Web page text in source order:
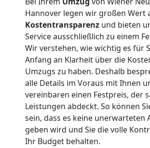
Hannover legen wir großen Wert
Kostentransparenz und bieten
Service ausschließlich zu einem
Wir verstehen, wie wichtig es für
Anfang an Klarheit über die
Umzugs zu haben. Deshalb
alle Details im Voraus mit Ihnen
vereinbaren einen Festpreis, der
Leistungen abdeckt. So können
sein, dass es keine unerwarteten
geben wird und Sie die volle
Ihr Budget behalten.
Umzug
für
Senioren
Wiener